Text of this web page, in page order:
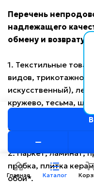
Перечень
надлежащего
обмену и возврату
1. Текстильные
видов, трикотажное
искусственный),
кружево, тесьма,
изделия, провода,
багет, пленка,
2. Паркет, ламинат,
пробка, плитка
обои*.
Главная Каталог